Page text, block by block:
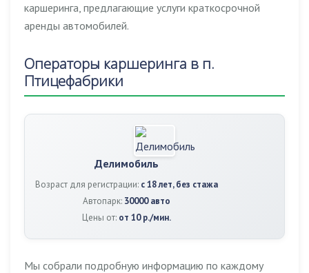
каршеринга, предлагающие услуги краткосрочной
аренды автомобилей.
Операторы каршеринга в п.
Птицефабрики
Делимобиль
Возраст для регистрации: с 18 лет, без стажа
Автопарк: 30000 авто
Цены от: от 10 р./мин.
Мы собрали подробную информацию по каждому